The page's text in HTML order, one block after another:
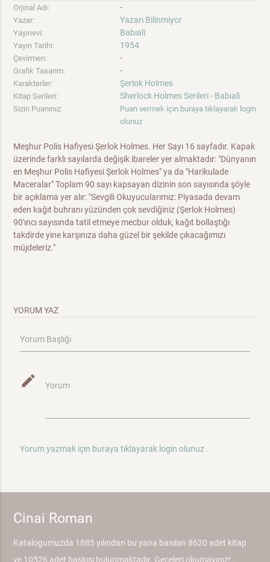
Orjinal Adı: -
Yazar: Yazarı Bilinmiyor
Yayınevi: Babıali
Yayın Tarihi: 1954
Çevirmen: -
Grafik Tasarım: -
Karakterler: Şerlok Holmes
Kitap Serileri: Sherlock Holmes Serileri - Babıali
Sizin Puanınız:
Puan vermek için buraya tıklayarak login
olunuz
Meşhur Polis Hafiyesi Şerlok Holmes. Her Sayı 16 sayfadır. Kapak
üzerinde farklı sayılarda değişik ibareler yer almaktadır: "Dünyanın
en Meşhur Polis Hafiyesi Şerlok Holmes" ya da "Harikulade
Maceralar" Toplam 90 sayı kapsayan dizinin son sayısında şöyle
bir açıklama yer alır: "Sevgili Okuyucularımız: Piyasada devam
eden kağıt buhranı yüzünden çok sevdiğiniz (Şerlok Holmes)
90'ıncı sayısında tatil etmeye mecbur olduk, kağıt bollaştığı
takdirde yine karşınıza daha güzel bir şekilde çıkacağımızı
müjdeleriz."
YORUM YAZ
Yorum Başlığı
mode_edit Yorum
Yorum yazmak için buraya tıklayarak login olunuz
Cinai Roman
Katalogumuzda 1885 yılından bu yana basılan 8620 adet kitap
ve 10526 adet baskısı bulunmaktadır. Geceleri okumayınız!..